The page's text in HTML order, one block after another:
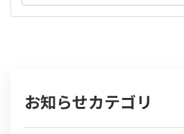
お知らせカテゴリ